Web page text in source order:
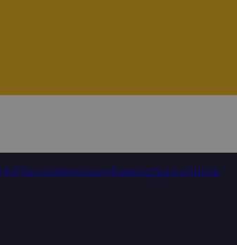
ServicebetreuungDatenschutzrichtlinie